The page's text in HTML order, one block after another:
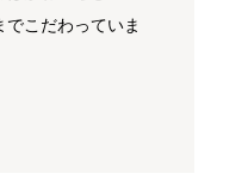
こだわっていま